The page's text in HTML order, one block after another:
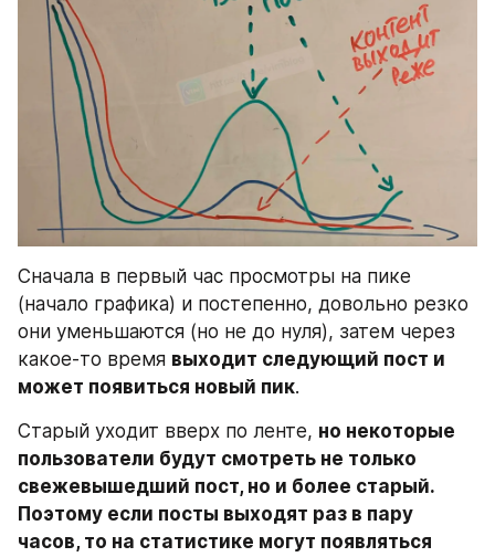
Сначала в первый час просмотры на пике
(начало графика) и постепенно, довольно резко
они уменьшаются (но не до нуля), затем через
какое-то время выходит следующий пост и
может появиться новый пик.
Старый уходит вверх по ленте, но некоторые
пользователи будут смотреть не только
свежевышедший пост, но и более старый.
Поэтому если посты выходят раз в пару
часов, то на статистике могут появляться